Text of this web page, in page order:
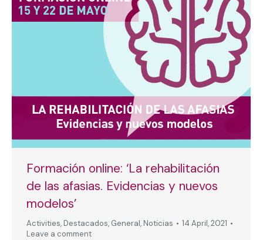
Formación online: ‘La rehabilitación
de las afasias. Evidencias y nuevos
modelos’
Activities, Destacados, General, Noticias
14 April, 2021
Leave a comment